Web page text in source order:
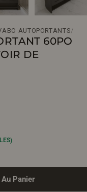
AUTOPORTANTS/
60PO
DE
Lavabo
Pour Meuble-
Panier